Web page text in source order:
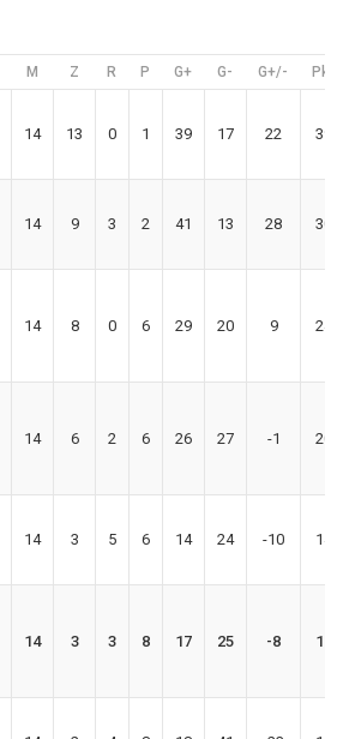
M Z R P G+ G- G+/- Pkt
14 13 0 1 39 17 22 39
14 9 3 2 41 13 28 30
14 8 0 6 29 20 9 24
14 6 2 6 26 27 -1 20
14 3 5 6 14 24 -10 14
14 3 3 8 17 25 -8 12